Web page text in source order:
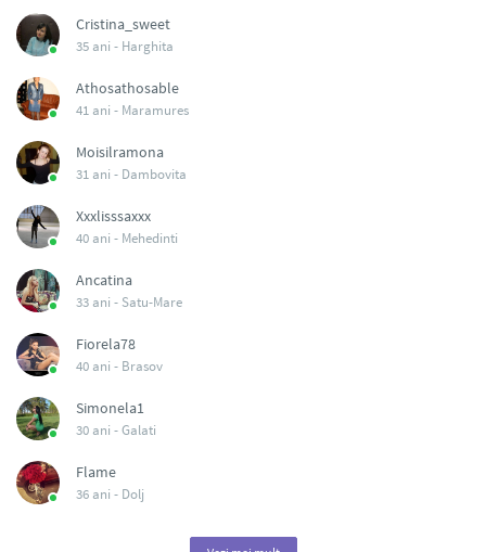
Cristina_sweet
35 ani - Harghita
Athosathosable
41 ani - Maramures
Moisilramona
31 ani - Dambovita
Xxxlisssaxxx
40 ani - Mehedinti
Ancatina
33 ani - Satu-Mare
Fiorela78
40 ani - Brasov
Simonela1
30 ani -Galati
Flame
36 ani - Dolj